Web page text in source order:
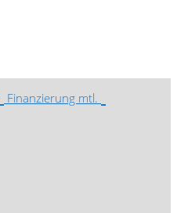
Finanzierung mtl.